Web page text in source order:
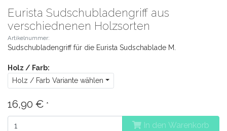
Eurista Sudschubladengriff aus
verschiednenen Holzsorten
Artikelnummer:
Sudschubladengriff für die Eurista Sudschablade M.
Holz / Farb:
Holz / Farb Variante wählen
16,90 € *
In den Warenkorb